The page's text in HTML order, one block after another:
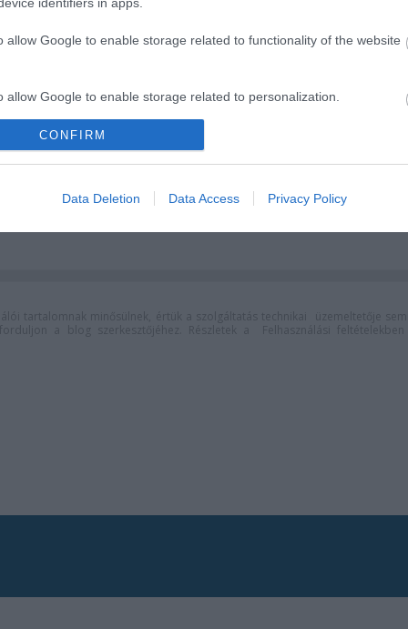
allow Google to enable storage related to functionality of the website
allow Google to enable storage related to personalization.
allow Google to enable storage related to security, including
CONFIRM
Data Deletion Data Access Privacy Policy
kortárs
Nagy sikerrel zárult a
érzékenyítő fesztiválja